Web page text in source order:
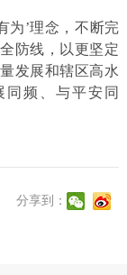
为’理念，不断完
防线，以更坚定
发展和辖区高水
频、与平安同
分享到：